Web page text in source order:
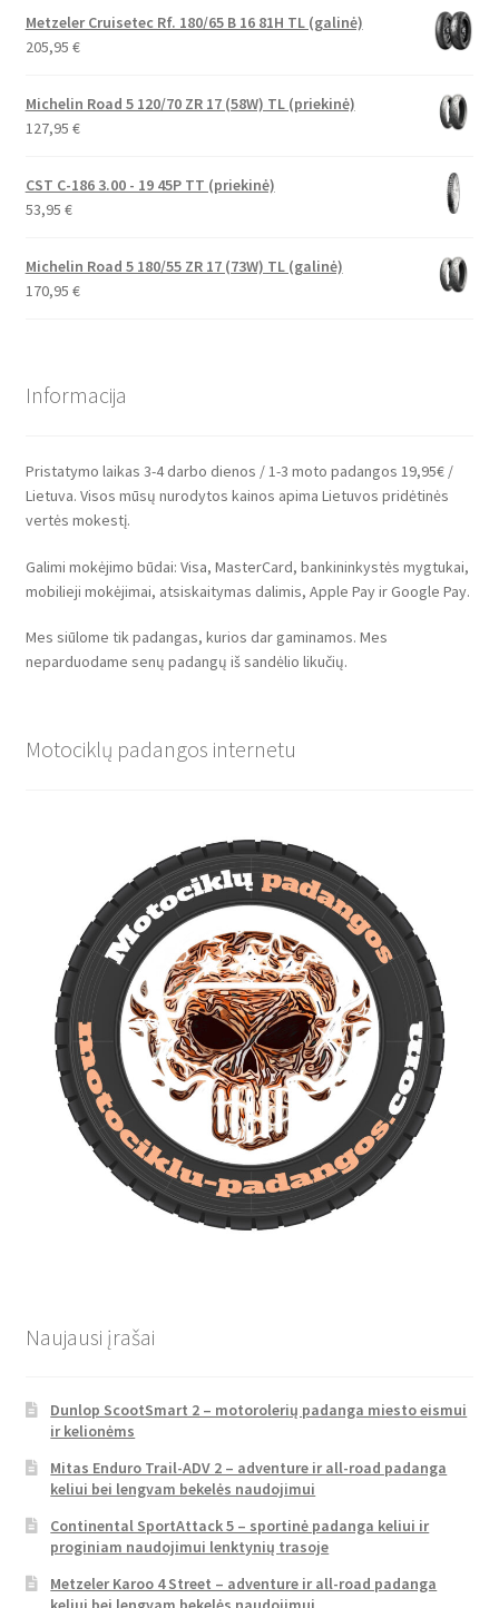
Metzeler Cruisetec Rf. 180/65 B 16 81H TL (galinė)
205,95 €
Michelin Road 5 120/70 ZR 17 (58W) TL (priekinė)
127,95 €
CST C-186 3.00 - 19 45P TT (priekinė)
53,95 €
Michelin Road 5 180/55 ZR 17 (73W) TL (galinė)
170,95 €
Informacija
Pristatymo laikas 3-4 darbo dienos / 1-3 moto padangos 19,95€ /
Lietuva. Visos mūsų nurodytos kainos apima Lietuvos pridėtinės
vertės mokestį.
Galimi mokėjimo būdai: Visa, MasterCard, bankininkystės mygtukai,
mobilieji mokėjimai, atsiskaitymas dalimis, Apple Pay ir Google Pay.
Mes siūlome tik padangas, kurios dar gaminamos. Mes
neparduodame senų padangų iš sandėlio likučių.
Motociklų padangos internetu
Naujausi įrašai
Dunlop ScootSmart 2 – motorolerių padanga miesto eismui
ir kelionėms
Mitas Enduro Trail-ADV 2 – adventure ir all-road padanga
keliui bei lengvam bekelės naudojimui
Continental SportAttack 5 – sportinė padanga keliui ir
proginiam naudojimui lenktynių trasoje
Metzeler Karoo 4 Street – adventure ir all-road padanga